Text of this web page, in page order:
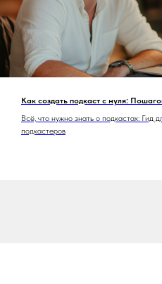
Как создать подкаст с нуля:
Всё, что нужно знать о подкастах: Гид
подкастеров